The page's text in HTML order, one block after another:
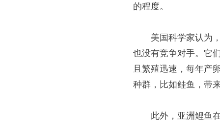
的程度。
美国科学家认为
也没有竞争对手。它
且繁殖迅速，每年产
种群，比如鲑鱼，带
此外，亚洲鲤鱼